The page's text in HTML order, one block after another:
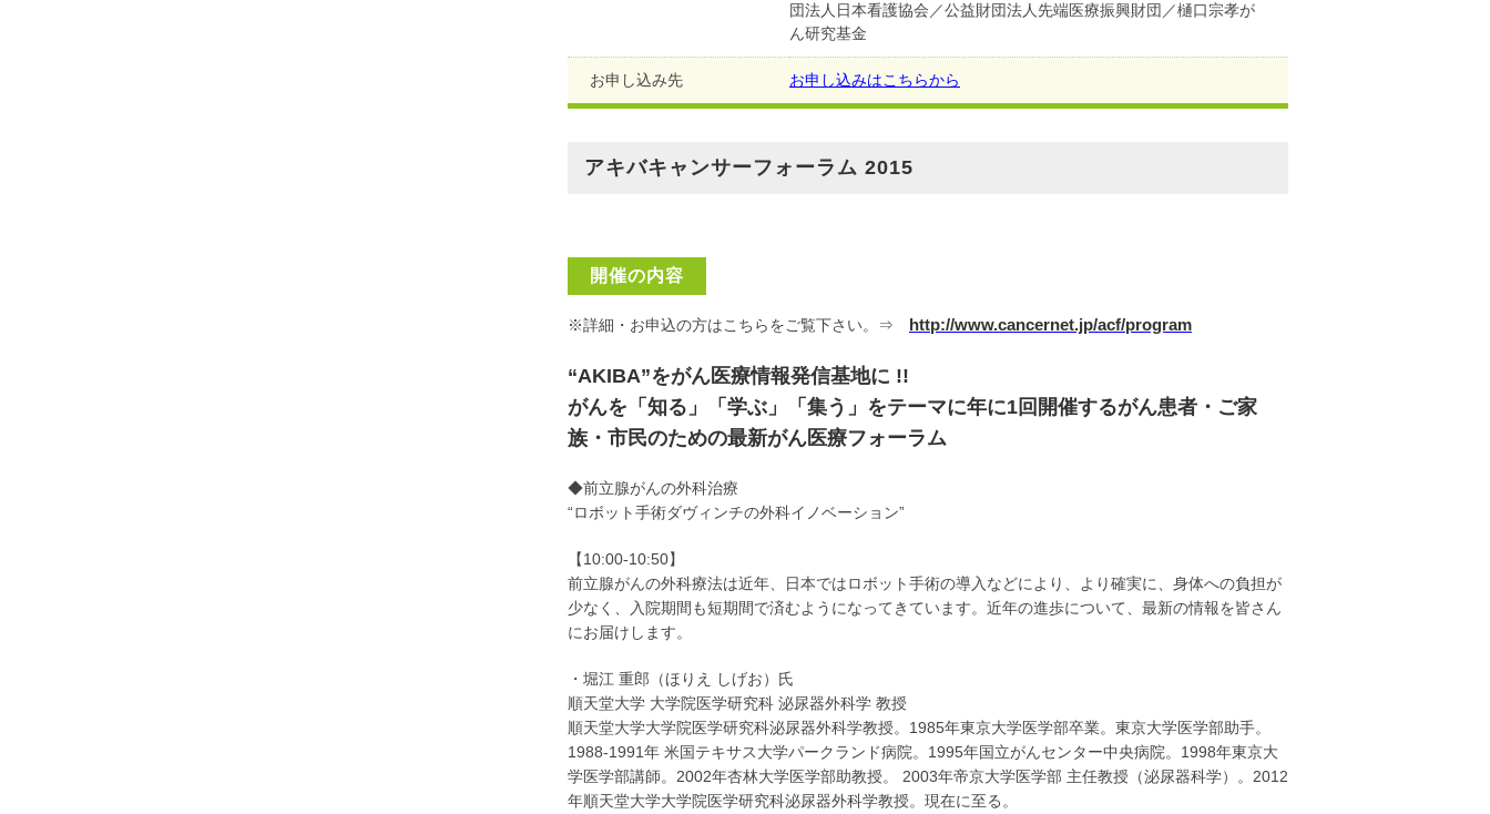
団法人日本看護協会／公益財団法人先端医療振興財団／樋口宗孝が
ん研究基金
お申し込み先 お申し込みはこちらから
アキバキャンサーフォーラム 2015
開催の内容
※詳細・お申込の方はこちらをご覧下さい。⇒ http://www.cancernet.jp/acf/program
“AKIBA”をがん医療情報発信基地に !!
がんを「知る」「学ぶ」「集う」をテーマに年に1回開催するがん患者・ご家
族・市民のための最新がん医療フォーラム
◆前立腺がんの外科治療
“ロボット手術ダヴィンチの外科イノベーション”
【10:00-10:50】
前立腺がんの外科療法は近年、日本ではロボット手術の導入などにより、より確実に、身体への負担が
少なく、入院期間も短期間で済むようになってきています。近年の進歩について、最新の情報を皆さん
にお届けします。
・堀江 重郎（ほりえ しげお）氏
順天堂大学 大学院医学研究科 泌尿器外科学 教授
順天堂大学大学院医学研究科泌尿器外科学教授。1985年東京大学医学部卒業。東京大学医学部助手。
1988-1991年 米国テキサス大学パークランド病院。1995年国立がんセンター中央病院。1998年東京大
学医学部講師。2002年杏林大学医学部助教授。 2003年帝京大学医学部 主任教授（泌尿器科学）。2012
年順天堂大学大学院医学研究科泌尿器外科学教授。現在に至る。